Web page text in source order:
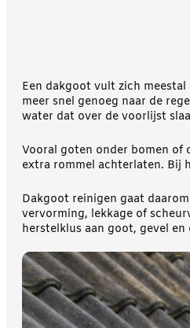
Een dakgoot vult zich
meer snel genoeg naar de
water dat over de voorlijst
Vooral goten onder bomen of
extra rommel achterlaten. Bij
Dakgoot reinigen gaat
vervorming, lekkage of
herstelklus aan goot, gevel